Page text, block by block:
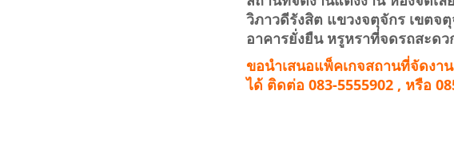
วิภาวดีรังสิต แขวงจตุจักร เขตจ
อาคารยั่งยืน หรูหราที่จดรถสะด
ขอนำเสนอแพ็คเกจสถานที่จัดงา
ได้ ติดต่อ 083-5555902 , หรือ